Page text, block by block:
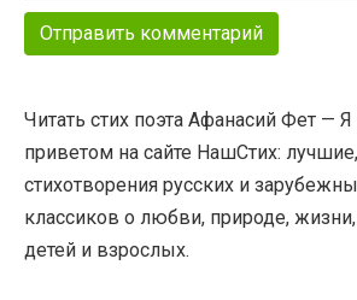
Читать стих поэта Афанасий Фет —
приветом на сайте НашСтих:
стихотворения русских и
классиков о любви, природе,
детей и взрослых.